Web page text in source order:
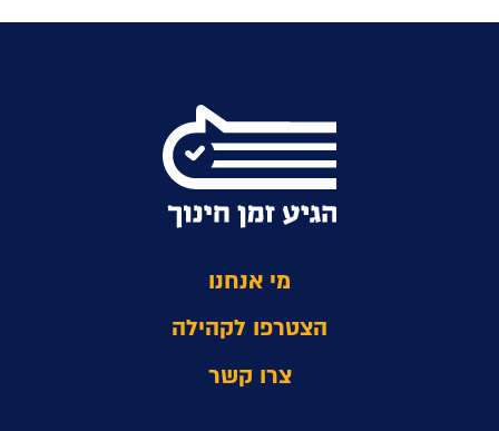
מי אנחנו
הצטרפו לקהילה
צרו קשר